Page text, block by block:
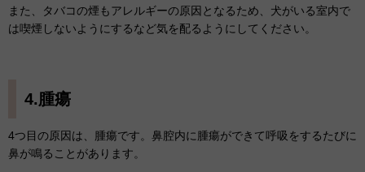
また、タバコの煙もアレルギーの原因となるため、犬がいる室内で
は喫煙しないようにするなど気を配るようにしてください。
4.腫瘍
4つ目の原因は、腫瘍です。鼻腔内に腫瘍ができて呼吸をするたびに
鼻が鳴ることがあります。